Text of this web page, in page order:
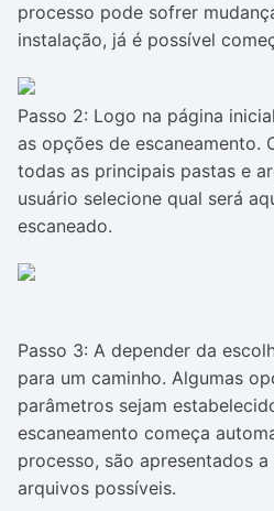
processo pode sofrer
instalação, já é possível
Passo 2: Logo na página
as opções de escaneamento.
todas as principais pastas e
usuário selecione qual será
escaneado.
Passo 3: A depender da
para um caminho. Algumas
parâmetros sejam
escaneamento começa
processo, são apresentados
arquivos possíveis.